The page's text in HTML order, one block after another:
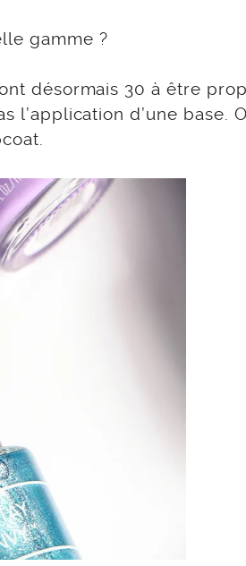
gamme ?
désormais 30 à être
l’application d’une base.